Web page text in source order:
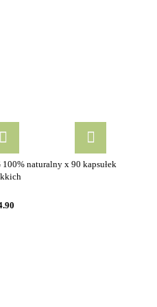
naturalny x 90 kapsułek